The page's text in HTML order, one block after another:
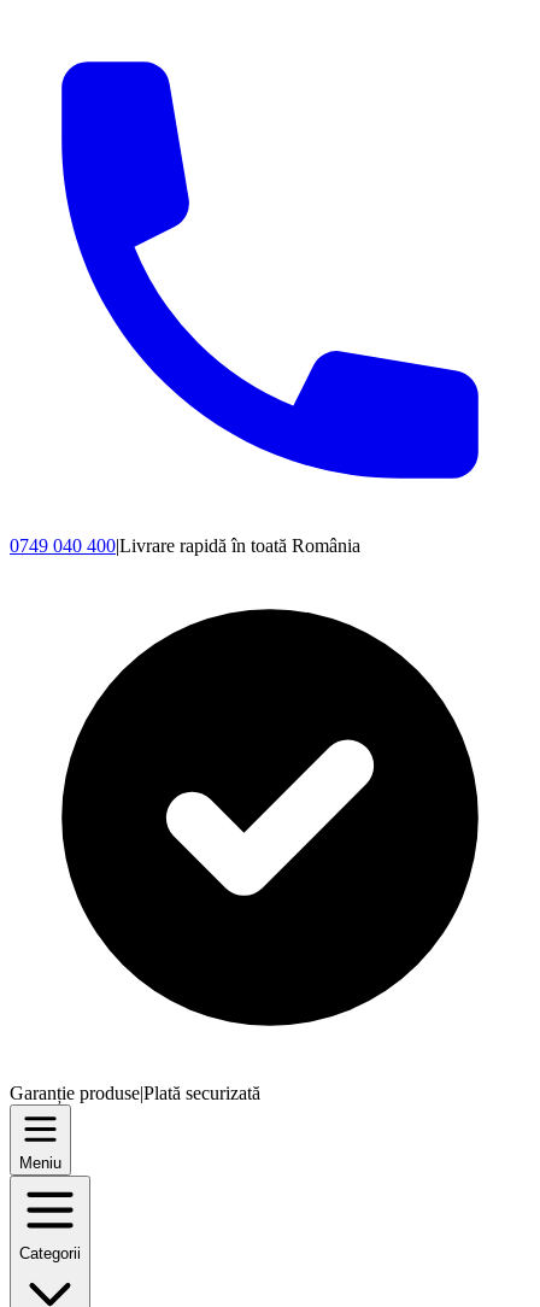
0749 040 400|Livrare rapidă în toată România
Garanție produse|Plată securizată
Meniu
Categorii